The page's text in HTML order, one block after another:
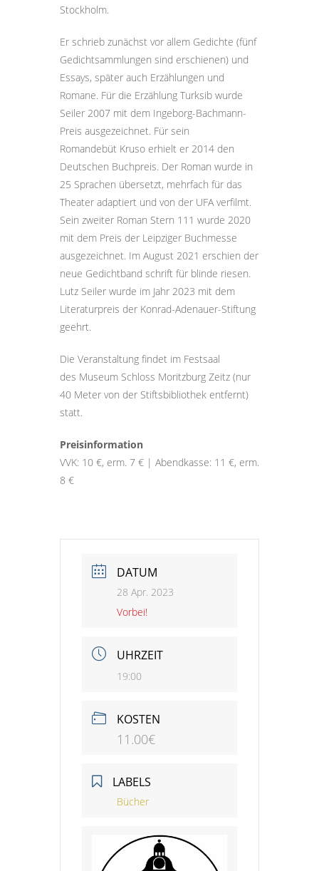
Stockholm.
Er schrieb zunächst vor allem Gedichte (fünf
Gedichtsammlungen sind erschienen) und
Essays, später auch Erzählungen und
Romane. Für die Erzählung Turksib wurde
Seiler 2007 mit dem Ingeborg-Bachmann-
Preis ausgezeichnet. Für sein
Romandebüt Kruso erhielt er 2014 den
Deutschen Buchpreis. Der Roman wurde in
25 Sprachen übersetzt, mehrfach für das
Theater adaptiert und von der UFA verfilmt.
Sein zweiter Roman Stern 111 wurde 2020
mit dem Preis der Leipziger Buchmesse
ausgezeichnet. Im August 2021 erschien der
neue Gedichtband schrift für blinde riesen.
Lutz Seiler wurde im Jahr 2023 mit dem
Literaturpreis der Konrad-Adenauer-Stiftung
geehrt.
Die Veranstaltung findet im Festsaal
des Museum Schloss Moritzburg Zeitz (nur
40 Meter von der Stiftsbibliothek entfernt)
statt.
Preisinformation
VVK: 10 €, erm. 7 € | Abendkasse: 11 €, erm.
8 €
DATUM
28 Apr. 2023
Vorbei!
UHRZEIT
19:00
KOSTEN
11.00€
LABELS
Bücher